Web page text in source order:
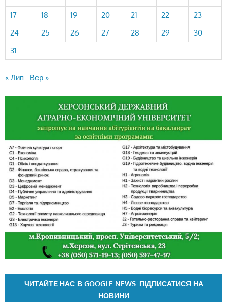
17
18 19 20 21 22
23
24
25 26 27 28 29
30
31
« Лип Вер »
ЧИТАЙТЕ НАС В GOOGLE NEWS. ПІДПИСАТИСЯ НА
НОВИНИ